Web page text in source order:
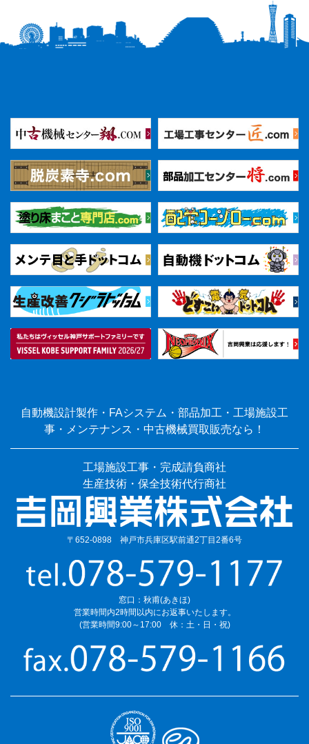
自動機設計製作・FAシステム・部品加工・工場施設工
事・メンテナンス・中古機械買取販売なら！
工場施設工事・完成請負商社
生産技術・保全技術代行商社
〒652-0898 神戸市兵庫区駅前通2丁目2番6号
窓口：秋甫(あきほ)
営業時間内2時間以内にお返事いたします。
(営業時間9:00～17:00 休：土・日・祝)